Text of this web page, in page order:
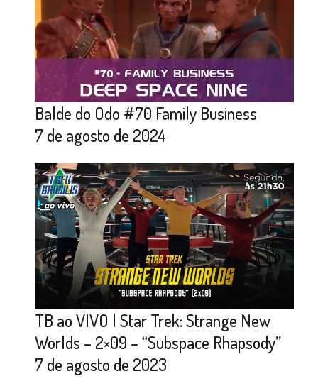
Balde do Odo #70 Family Business
7 de agosto de 2024
TB ao VIVO | Star Trek: Strange New
Worlds – 2×09 – “Subspace Rhapsody”
7 de agosto de 2023